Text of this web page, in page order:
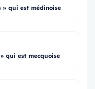
» qui est médinoise
qui est mecquoise